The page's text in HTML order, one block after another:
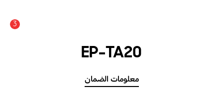
3
EP-TA20
معلومات الضمان